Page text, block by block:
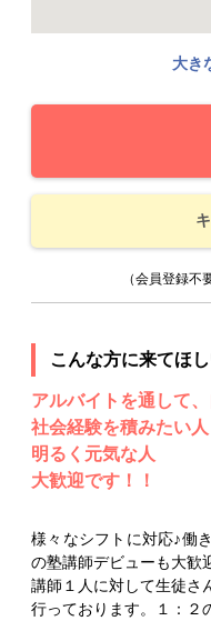
大き
（会員登録不
こんな方に来てほ
アルバイトを通して
社会経験を積みたい人
明るく元気な人
大歓迎です！！
様々なシフトに対応♪働
の塾講師デビューも大歓
講師１人に対して生徒さ
行っております。１：２